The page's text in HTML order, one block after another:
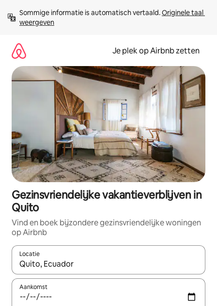
direct
naar
Sommige informatie is automatisch vertaald. Originele taal
weergeven
Je plek op Airbnb zetten
Gezinsvriendelijke vakantieverblijven in
Quito
Vind en boek bijzondere gezinsvriendelijke woningen
op Airbnb
Locatie
Wanneer er resultaten beschikbaar zijn, maak je een keuze
Aankomst